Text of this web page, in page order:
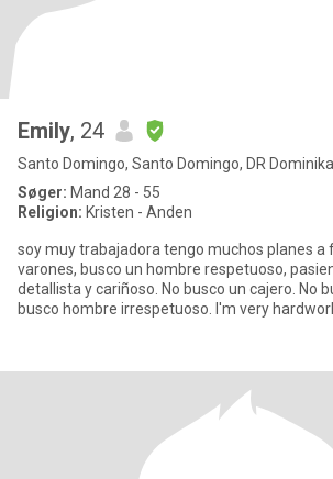
Emily, 24
Santo Domingo, Santo Domingo, DR
Søger: Mand 28 - 55
Religion: Kristen - Anden
soy muy trabajadora tengo muchos planes a
varones, busco un hombre respetuoso,
detallista y cariñoso. No busco un cajero. No busco papeles. No
busco hombre irrespetuoso. I'm